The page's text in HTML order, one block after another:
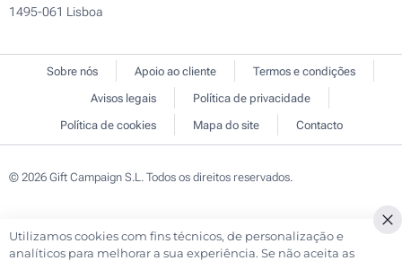
1495-061 Lisboa
Sobre nós Apoio ao cliente
Termos e condições
Avisos legais
Política de privacidade
Política de cookies
Mapa do site Contacto
© 2026 Gift Campaign S.L. Todos os direitos reservados.
Utilizamos cookies com fins técnicos, de personalização e
analíticos para melhorar a sua experiência. Se não aceita as